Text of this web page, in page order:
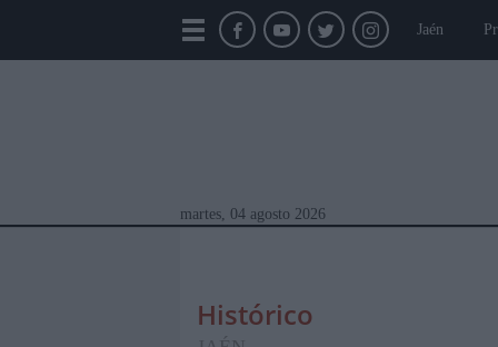
Jaén
martes, 04 agosto 2026
Histórico